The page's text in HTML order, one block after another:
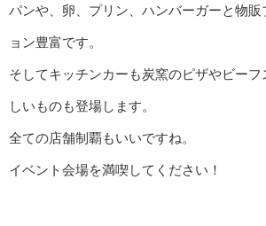
パンや、卵、プリン、ハンバーガーと物
ョン豊富です。
そしてキッチンカーも炭窯のピザやビー
しいものも登場します。
全ての店舗制覇もいいですね。
イベント会場を満喫してください！